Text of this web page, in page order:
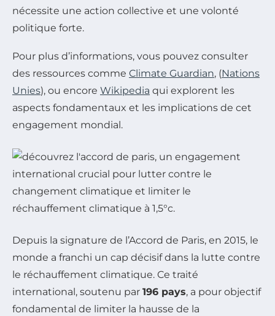
nécessite une action collective et une volonté
politique forte.
Pour plus d’informations, vous pouvez consulter
des ressources comme Climate Guardian, (Nations
Unies), ou encore Wikipedia qui explorent les
aspects fondamentaux et les implications de cet
engagement mondial.
Depuis la signature de l’Accord de Paris, en 2015, le
monde a franchi un cap décisif dans la lutte contre
le réchauffement climatique. Ce traité
international, soutenu par 196 pays, a pour objectif
fondamental de limiter la hausse de la